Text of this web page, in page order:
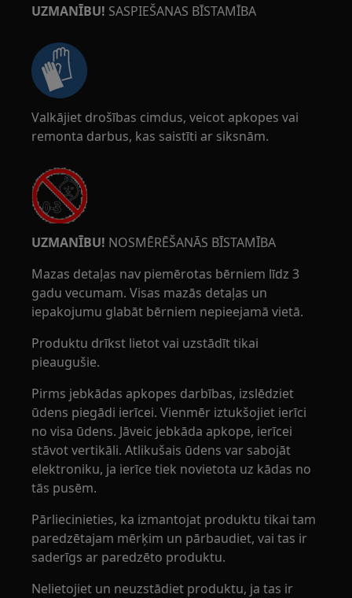
UZMANĪBU! SASPIEŠANAS BĪSTAMĪBA
Valkājiet drošības cimdus, veicot apkopes vai
remonta darbus, kas saistīti ar siksnām.
UZMANĪBU! NOSMĒRĒŠANĀS BĪSTAMĪBA
Mazas detaļas nav piemērotas bērniem līdz 3
gadu vecumam. Visas mazās detaļas un
iepakojumu glabāt bērniem nepieejamā vietā.
Produktu drīkst lietot vai uzstādīt tikai
pieaugušie.
Pirms jebkādas apkopes darbības, izslēdziet
ūdens piegādi ierīcei. Vienmēr iztukšojiet ierīci
no visa ūdens. Jāveic jebkāda apkope, ierīcei
stāvot vertikāli. Atlikušais ūdens var sabojāt
elektroniku, ja ierīce tiek novietota uz kādas no
tās pusēm.
Pārliecinieties, ka izmantojat produktu tikai tam
paredzētajam mērķim un pārbaudiet, vai tas ir
saderīgs ar paredzēto produktu.
Nelietojiet un neuzstādiet produktu, ja tas ir